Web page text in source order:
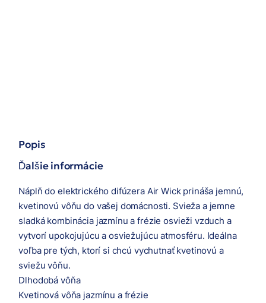
Popis
Ďalšie informácie
Náplň do elektrického difúzera Air Wick prináša jemnú,
kvetinovú vôňu do vašej domácnosti. Svieža a jemne
sladká kombinácia jazmínu a frézie osvieži vzduch a
vytvorí upokojujúcu a osviežujúcu atmosféru. Ideálna
voľba pre tých, ktorí si chcú vychutnať kvetinovú a
sviežu vôňu.
Dlhodobá vôňa
Kvetinová vôňa jazmínu a frézie